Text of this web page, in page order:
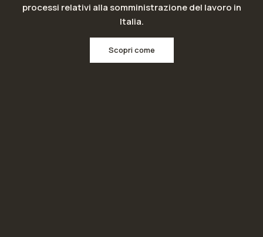
processi relativi alla somministrazione del lavoro in
Italia.
Scopri come